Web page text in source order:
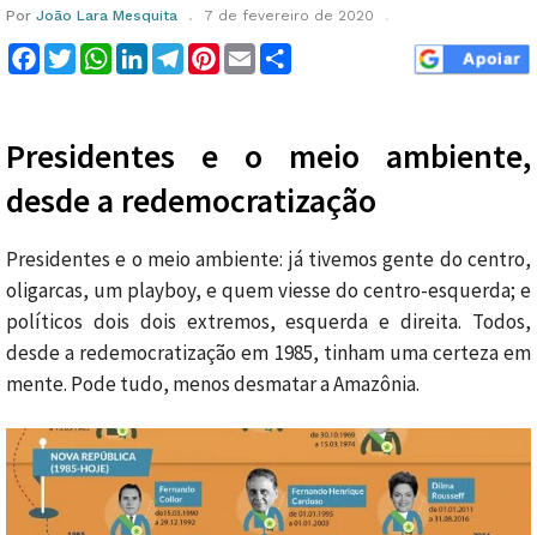
Por João Lara Mesquita 7 de fevereiro de 2020
Facebook
TwitterWhatsApp
LinkedInTelegram
Pinterest
Email
Presidentes e o meio ambiente,
desde a redemocratização
Presidentes e o meio ambiente: já tivemos gente do centro,
oligarcas, um playboy, e quem viesse do centro-esquerda; e
políticos dois dois extremos, esquerda e direita. Todos,
desde a redemocratização em 1985, tinham uma certeza em
mente. Pode tudo, menos desmatar a Amazônia.